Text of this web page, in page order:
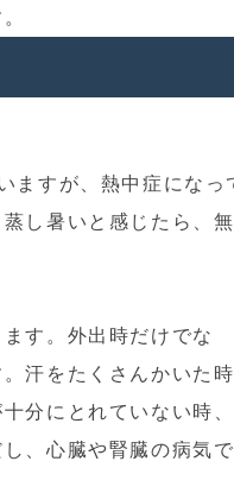
ますが、熱中症になっ
し暑いと感じたら、無
す。外出時だけでな
汗をたくさんかいた時
分にとれていない時、
、心臓や腎臓の病気で